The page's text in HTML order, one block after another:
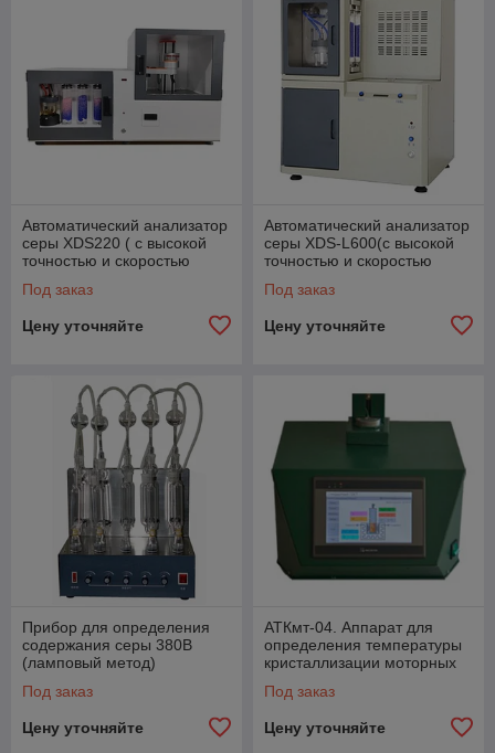
Автоматический анализатор
серы XDS220 ( с высокой
точностью и скоростью
серы в топливе)
Под заказ
Цену уточняйте
Автоматический анализатор
серы XDS-L600(с высокой
точностью и скоростью
серы в топливе)
Под заказ
Цену уточняйте
Прибор для определения
содержания серы 380B
(ламповый метод)
Под заказ
Цену уточняйте
АТКмт-04. Аппарат для
определения температуры
кристаллизации моторных
Под заказ
Цену уточняйте